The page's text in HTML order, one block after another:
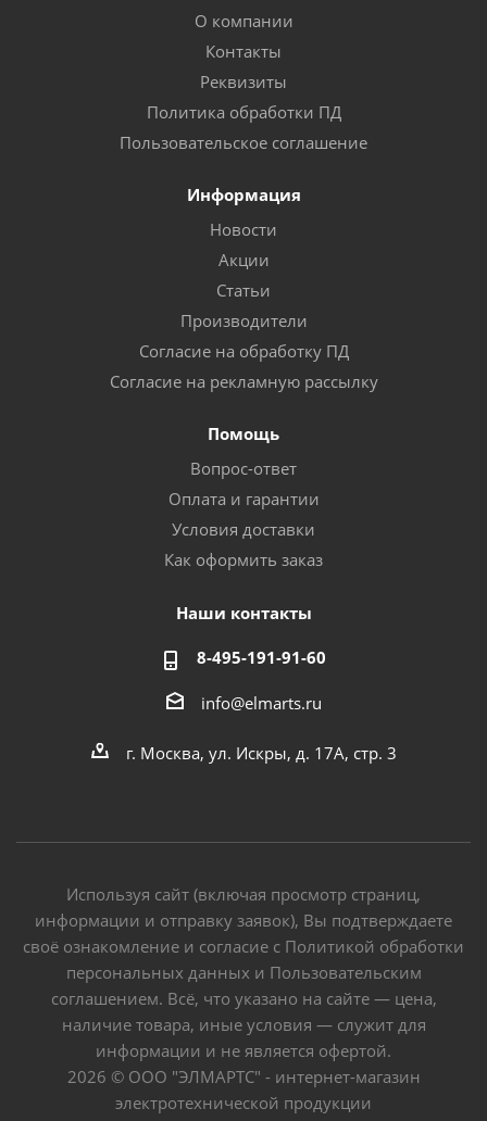
О компании
Контакты
Реквизиты
Политика обработки ПД
Пользовательское соглашение
Информация
Новости
Акции
Статьи
Производители
Согласие на обработку ПД
Согласие на рекламную рассылку
Помощь
Вопрос-ответ
Оплата и гарантии
Условия доставки
Как оформить заказ
Наши контакты
8-495-191-91-60
info@elmarts.ru
г. Москва, ул. Искры, д. 17А, стр. 3
Используя сайт (включая просмотр страниц,
информации и отправку заявок), Вы подтверждаете
своё ознакомление и согласие с Политикой обработки
персональных данных и Пользовательским
соглашением. Всё, что указано на сайте — цена,
наличие товара, иные условия — служит для
информации и не является офертой.
2026 © ООО "ЭЛМАРТС" - интернет-магазин
электротехнической продукции